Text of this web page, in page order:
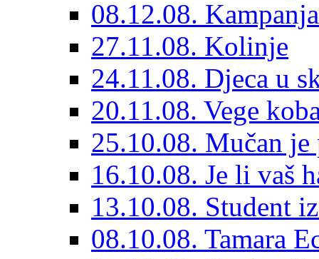
08.12.08.
27.11.08. Kolinje
24.11.08. Djeca u
20.11.08. Vege
25.10.08. Mučan
16.10.08. Je li vaš
13.10.08. Student
08.10.08. Tamara